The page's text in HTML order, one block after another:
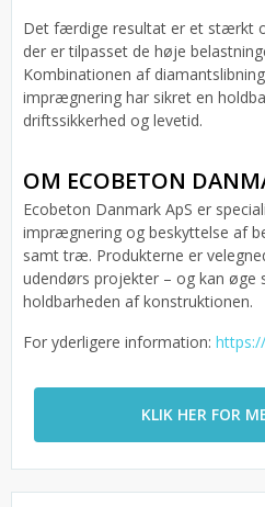
Det færdige resultat er et stærkt
der er tilpasset de høje
Kombinationen af
imprægnering har sikret en
driftssikkerhed og levetid.
OM ECOBETON
Ecobeton Danmark ApS er
imprægnering og beskyttelse af
samt træ. Produkterne er
udendørs projekter – og kan
holdbarheden af konstruktionen.
For yderligere information:
KLIK HER FOR